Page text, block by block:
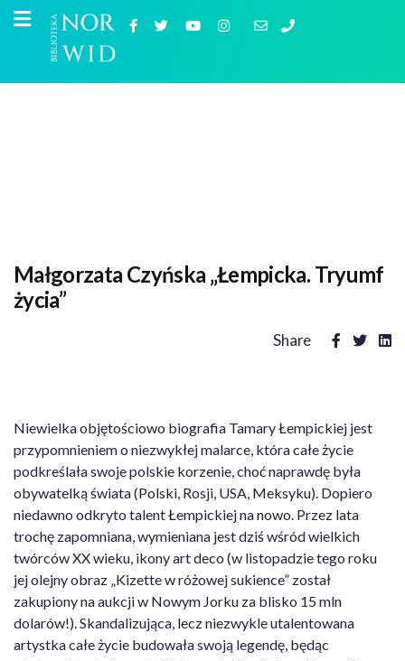
Małgorzata Czyńska „Łempicka. Tryumf
życia”
Share
Niewielka objętościowo biografia Tamary Łempickiej jest
przypomnieniem o niezwykłej malarce, która całe życie
podkreślała swoje polskie korzenie, choć naprawdę była
obywatelką świata (Polski, Rosji, USA, Meksyku). Dopiero
niedawno odkryto talent Łempickiej na nowo. Przez lata
trochę zapomniana, wymieniana jest dziś wśród wielkich
twórców XX wieku, ikony art deco (w listopadzie tego roku
jej olejny obraz „Kizette w różowej sukience” został
zakupiony na aukcji w Nowym Jorku za blisko 15 mln
dolarów!). Skandalizująca, lecz niezwykle utalentowana
artystka całe życie budowała swoją legendę, będąc